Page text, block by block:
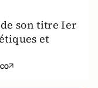
son titre Ier
et